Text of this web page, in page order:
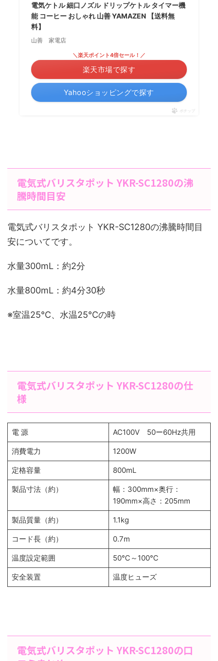
電気ケトル 細口ノズル ドリップケトル タイマー機
能 コーヒー おしゃれ 山善 YAMAZEN 【送料無
料】
山善 家電店
＼楽天ポイント4倍セール！／
楽天市場で探す
Yahooショッピングで探す
ポチップ
電気式バリスタポット YKR-SC1280の沸
騰時間目安
電気式バリスタポット YKR-SC1280の沸騰時間目
安についてです。
水量300mL：約2分
水量800mL：約4分30秒
※室温25℃、水温25℃の時
電気式バリスタポット YKR-SC1280の仕
様
電 源 AC100V 50ー60Hz共用
消費電力 1200W
定格容量 800mL
製品寸法（約）
幅：300mm×奥行：
190mm×高さ：205mm
製品質量（約） 1.1kg
コード長（約） 0.7m
温度設定範囲 50℃～100℃
安全装置 温度ヒューズ
電気式バリスタポット YKR-SC1280の口